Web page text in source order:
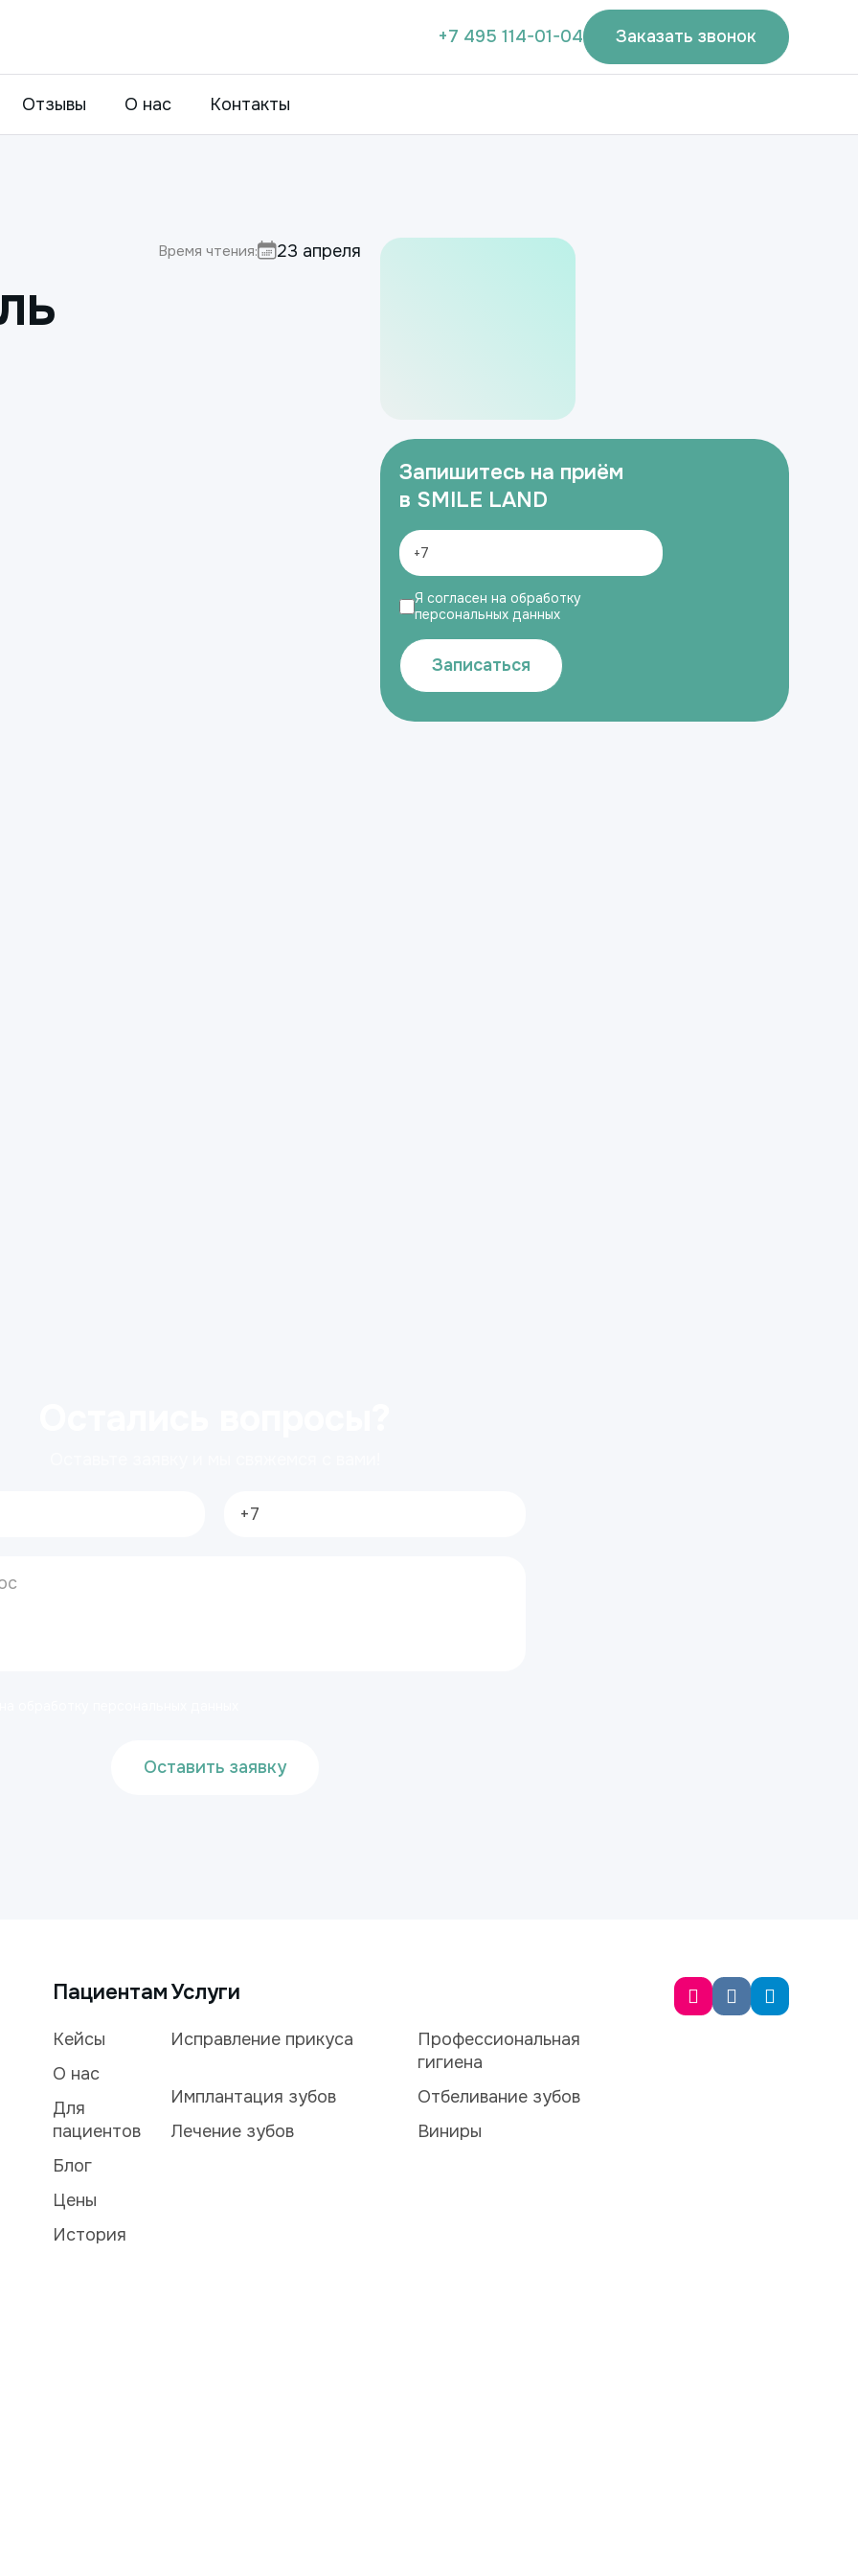
+7 495 114-01-04 Заказать звонок
Отзывы О нас Контакты
Время чтения: 23 апреля
Запишитесь на приём
в SMILE LAND
Я согласен на обработку
персональных данных
Записаться
Оставить заявку
Пациентам
Кейсы
О нас
Для
пациентов
Блог
Цены
История
Услуги
Исправление прикуса
Профессиональная
гигиена
Имплантация зубов
Отбеливание зубов
Лечение зубов
Виниры